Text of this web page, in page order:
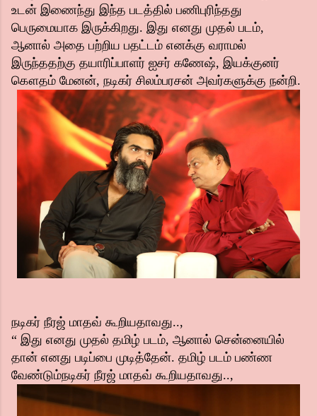
உடன் இணைந்து இந்த படத்தில் பணிபுரிந்தது
பெருமையாக இருக்கிறது. இது எனது முதல் படம்,
ஆனால் அதை பற்றிய பதட்டம் எனக்கு வராமல்
இருந்ததற்கு தயாரிப்பாளர் ஐசர் கணேஷ், இயக்குனர்
கௌதம் மேனன், நடிகர் சிலம்பரசன் அவர்களுக்கு நன்றி.
நடிகர் நீரஜ் மாதவ் கூறியதாவது..,
“ இது எனது முதல் தமிழ் படம், ஆனால் சென்னையில்
தான் எனது படிப்பை முடித்தேன். தமிழ் படம் பண்ண
வேண்டும்நடிகர் நீரஜ் மாதவ் கூறியதாவது..,